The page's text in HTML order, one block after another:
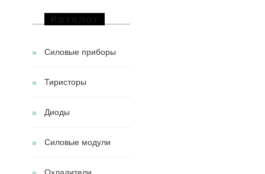
Силовые приборы
Тиристоры
Диоды
Силовые модули